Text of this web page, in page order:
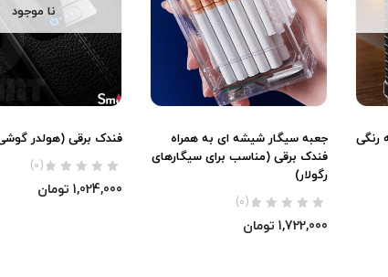
رنگی
جعبه سیگار شیشه ای به همراه
فندک برقی (مناسب برای سیگارهای
رگولار)
(0)
1,722,000 تومان
نا موجود
فندک برقی (هولدر
(0)
1,024,000 تومان